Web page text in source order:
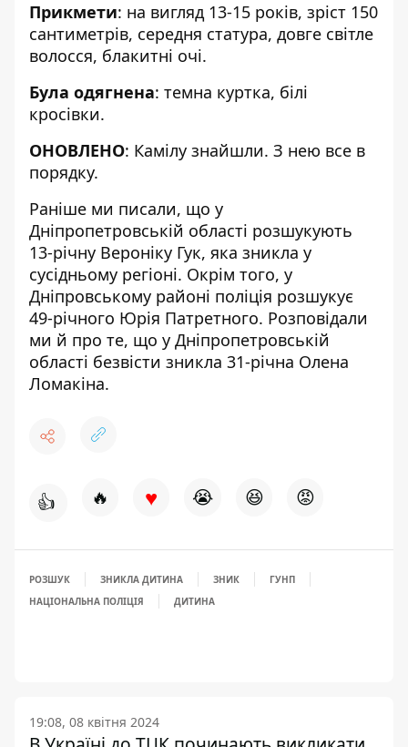
Прикмети: на вигляд 13-15 років, зріст 150
сантиметрів, середня статура, довге світле
волосся, блакитні очі.
Була одягнена: темна куртка, білі
кросівки.
ОНОВЛЕНО: Камілу знайшли. З нею все в
порядку.
Раніше ми писали, що у
Дніпропетровській області розшукують
13-річну Вероніку Гук, яка зникла у
сусідньому регіоні. Окрім того, у
Дніпровському районі поліція розшукує
49-річного Юрія Патретного. Розповідали
ми й про те, що у Дніпропетровській
області безвісти зникла 31-річна Олена
Ломакіна.
👍 🔥 ♥ 😭 😆 😡
РОЗШУК ЗНИКЛА ДИТИНА ЗНИК
ГУНП
НАЦІОНАЛЬНА ПОЛІЦІЯ
ДИТИНА
19:08, 08 квітня 2024